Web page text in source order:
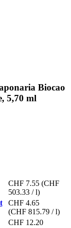
Biocao
5,70 ml
CHF 7.55 (CHF
503.33 / l)
CHF 4.65
(CHF 815.79 / l)
CHF 12.20